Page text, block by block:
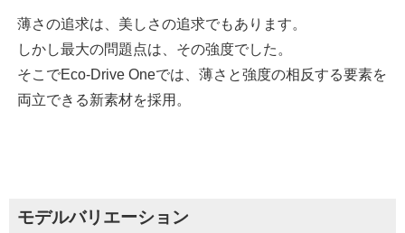
薄さの追求は、美しさの追求でもあります。
しかし最大の問題点は、その強度でした。
そこでEco-Drive Oneでは、薄さと強度の相反する要素を
両立できる新素材を採用。
モデルバリエーション